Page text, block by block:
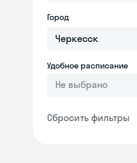
Город
Удобное расписание
Не выбрано
Сбросить фильтры